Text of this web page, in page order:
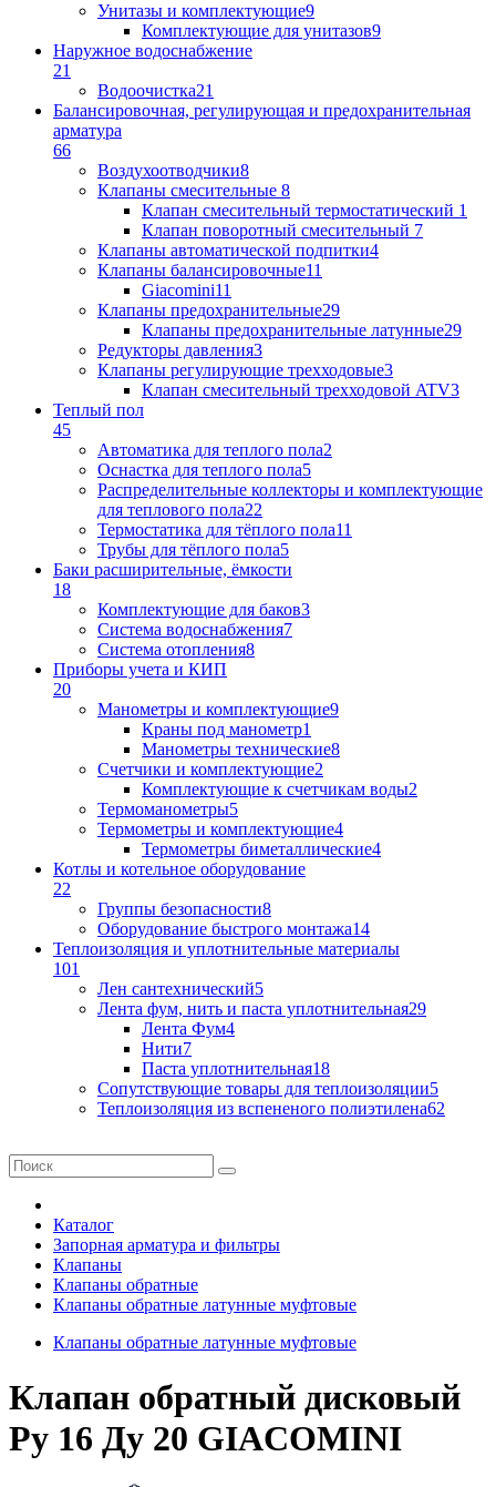
Унитазы и комплектующие9
Комплектующие для унитазов9
Наружное водоснабжение
21
Водоочистка21
Балансировочная, регулирующая и предохранительная
арматура
66
Воздухоотводчики8
Клапаны cмесительные 8
Клапан cмесительный термостатический 1
Клапан поворотный cмесительный 7
Клапаны автоматической подпитки4
Клапаны балансировочные11
Giacomini11
Клапаны предохранительные29
Клапаны предохранительные латунные29
Редукторы давления3
Клапаны регулирующие трехходовые3
Клапан смесительный трехходовой ATV3
Теплый пол
45
Автоматика для теплого пола2
Оснастка для теплого пола5
Распределительные коллекторы и комплектующие
для теплового пола22
Термостатика для тёплого пола11
Трубы для тёплого пола5
Баки расширительные, ёмкости
18
Комплектующие для баков3
Система водоснабжения7
Система отопления8
Приборы учета и КИП
20
Манометры и комплектующие9
Краны под манометр1
Манометры технические8
Счетчики и комплектующие2
Комплектующие к счетчикам воды2
Термоманометры5
Термометры и комплектующие4
Термометры биметаллические4
Котлы и котельное оборудование
22
Группы безопасности8
Оборудование быстрого монтажа14
Теплоизоляция и уплотнительные материалы
101
Лен сантехнический5
Лента фум, нить и паста уплотнительная29
Лента Фум4
Нити7
Паста уплотнительная18
Сопутствующие товары для теплоизоляции5
Теплоизоляция из вспененого полиэтилена62
Каталог
Запорная арматура и фильтры
Клапаны
Клапаны обратные
Клапаны обратные латунные муфтовые
Клапаны обратные латунные муфтовые
Клапан обратный дисковый
Ру 16 Ду 20 GIACOMINI